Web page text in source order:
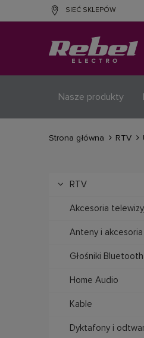
SIEĆ SKLEPÓW
Nasze produkty
Strona główna RTV
RTV
Akcesoria
Anteny i akcesoria
Głośniki Bluetooth
Home Audio
Kable
Dyktafony i